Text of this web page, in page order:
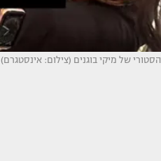
הסטורי של מיקי בוגנים (צילום: אינסטגרם)